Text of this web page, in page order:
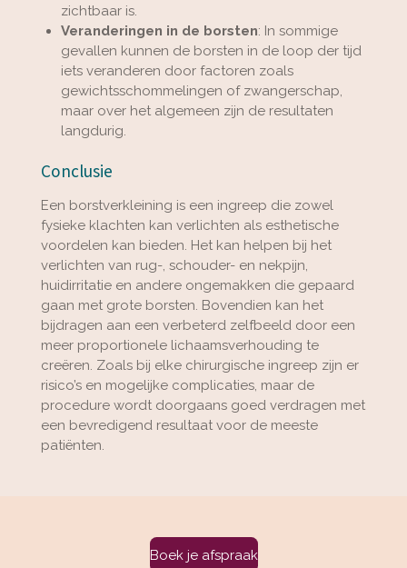
zichtbaar is.
Veranderingen in de borsten: In sommige
gevallen kunnen de borsten in de loop der tijd
iets veranderen door factoren zoals
gewichtsschommelingen of zwangerschap,
maar over het algemeen zijn de resultaten
langdurig.
Conclusie
Een borstverkleining is een ingreep die zowel
fysieke klachten kan verlichten als esthetische
voordelen kan bieden. Het kan helpen bij het
verlichten van rug-, schouder- en nekpijn,
huidirritatie en andere ongemakken die gepaard
gaan met grote borsten. Bovendien kan het
bijdragen aan een verbeterd zelfbeeld door een
meer proportionele lichaamsverhouding te
creëren. Zoals bij elke chirurgische ingreep zijn er
risico’s en mogelijke complicaties, maar de
procedure wordt doorgaans goed verdragen met
een bevredigend resultaat voor de meeste
patiënten.
Boek je afspraak